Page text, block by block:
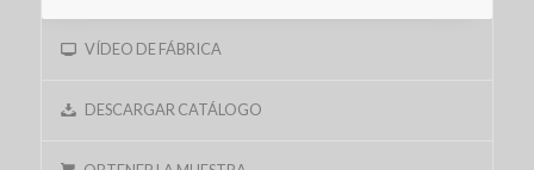
VÍDEO DE FÁBRICA
DESCARGAR CATÁLOGO